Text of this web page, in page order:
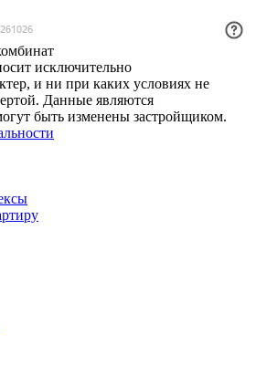
исключительно
и ни при каких условиях не
Данные являются
быть изменены застройщиком.